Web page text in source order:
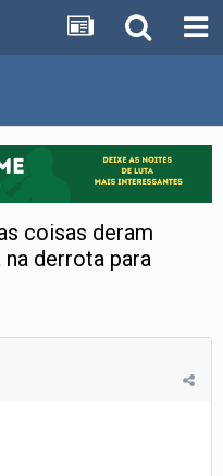
coisas deram
derrota para